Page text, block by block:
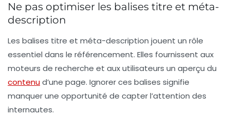
Ne pas optimiser les balises titre et méta-
description
Les balises titre et méta-description jouent un rôle
essentiel dans le référencement. Elles fournissent aux
moteurs de recherche et aux utilisateurs un aperçu du
contenud’une page. Ignorer ces balises signifie
manquer une opportunité de capter l’attention des
internautes.